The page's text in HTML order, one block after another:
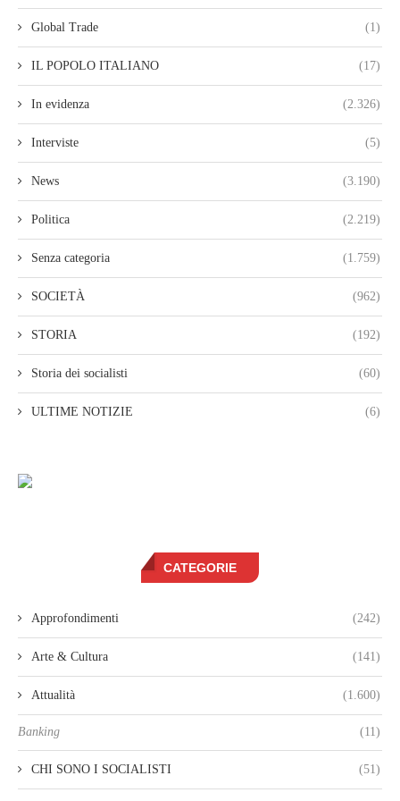
Global Trade (1)
IL POPOLO ITALIANO (17)
In evidenza (2.326)
Interviste (5)
News (3.190)
Politica (2.219)
Senza categoria (1.759)
SOCIETÀ (962)
STORIA (192)
Storia dei socialisti (60)
ULTIME NOTIZIE (6)
CATEGORIE
Approfondimenti (242)
Arte & Cultura (141)
Attualità (1.600)
Banking (11)
CHI SONO I SOCIALISTI (51)